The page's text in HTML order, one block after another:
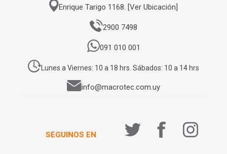
Enrique Tarigo 1168. [Ver Ubicación]
2900 7498
091 010 001
Lunes a Viernes: 10 a 18 hrs. Sábados: 10 a 14 hrs
info@macrotec.com.uy
SEGUINOS EN